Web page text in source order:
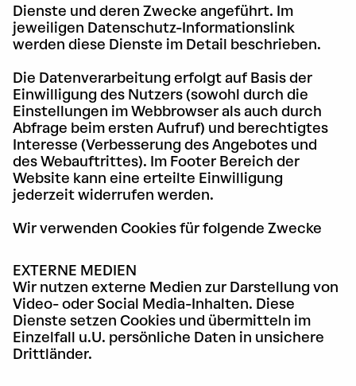
Dienste und deren Zwecke angeführt. Im
jeweiligen Datenschutz-Informationslink
werden diese Dienste im Detail beschrieben.
Die Datenverarbeitung erfolgt auf Basis der
Einwilligung des Nutzers (sowohl durch die
Einstellungen im Webbrowser als auch durch
Abfrage beim ersten Aufruf) und berechtigtes
Interesse (Verbesserung des Angebotes und
des Webauftrittes). Im Footer Bereich der
Website kann eine erteilte Einwilligung
jederzeit widerrufen werden.
Wir verwenden Cookies für folgende Zwecke
EXTERNE MEDIEN
Wir nutzen externe Medien zur Darstellung von
Video- oder Social Media-Inhalten. Diese
Dienste setzen Cookies und übermitteln im
Einzelfall u.U. persönliche Daten in unsichere
Drittländer.